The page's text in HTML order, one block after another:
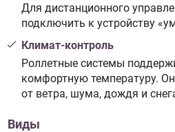
Для дистанционного
подключить к устройству
Климат-контроль
Роллетные системы
комфортную температуру.
от ветра, шума, дождя и
Виды